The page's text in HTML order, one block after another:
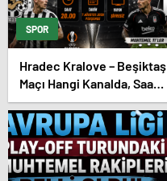
SPOR
Hradec Kralove – Beşiktaş
Maçı Hangi Kanalda, Saat
Kaçta, Şifresiz Mi?